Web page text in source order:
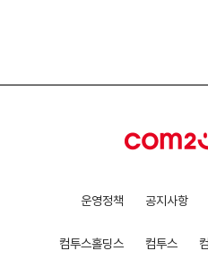
운영정책 공지사항
컴투스홀딩스 컴투스